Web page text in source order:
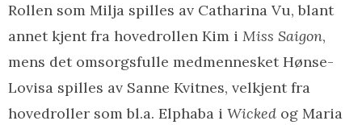
Rollen som Milja spilles av Catharina Vu, blant
annet kjent fra hovedrollen Kim i Miss Saigon,
mens det omsorgsfulle medmennesket Hønse-
Lovisa spilles av Sanne Kvitnes, velkjent fra
hovedroller som bl.a. Elphaba i Wicked og Maria